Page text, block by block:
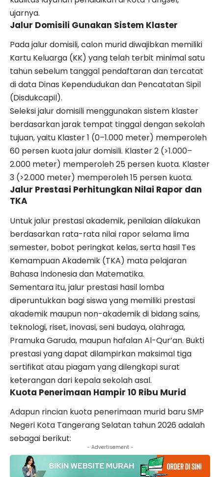
ujarnya.
Jalur Domisili Gunakan Sistem Klaster
Pada jalur domisili, calon murid diwajibkan memiliki
Kartu Keluarga (KK) yang telah terbit minimal satu
tahun sebelum tanggal pendaftaran dan tercatat
di data Dinas Kependudukan dan Pencatatan Sipil
(Disdukcapil).
Seleksi jalur domisili menggunakan sistem klaster
berdasarkan jarak tempat tinggal dengan sekolah
tujuan, yaitu Klaster 1 (0–1.000 meter) memperoleh
60 persen kuota jalur domisili. Klaster 2 (>1.000–
2.000 meter) memperoleh 25 persen kuota. Klaster
3 (>2.000 meter) memperoleh 15 persen kuota.
Jalur Prestasi Perhitungkan Nilai Rapor dan
TKA
Untuk jalur prestasi akademik, penilaian dilakukan
berdasarkan rata-rata nilai rapor selama lima
semester, bobot peringkat kelas, serta hasil Tes
Kemampuan Akademik (TKA) mata pelajaran
Bahasa Indonesia dan Matematika.
Sementara itu, jalur prestasi hasil lomba
diperuntukkan bagi siswa yang memiliki prestasi
akademik maupun non-akademik di bidang sains,
teknologi, riset, inovasi, seni budaya, olahraga,
Pramuka Garuda, maupun hafalan Al-Qur’an. Bukti
prestasi yang dapat dilampirkan maksimal tiga
sertifikat atau piagam yang dilengkapi surat
keterangan dari kepala sekolah asal.
Kuota Penerimaan Hampir 10 Ribu Murid
Adapun rincian kuota penerimaan murid baru SMP
Negeri Kota Tangerang Selatan tahun 2026 adalah
sebagai berikut:
- Advertisement -